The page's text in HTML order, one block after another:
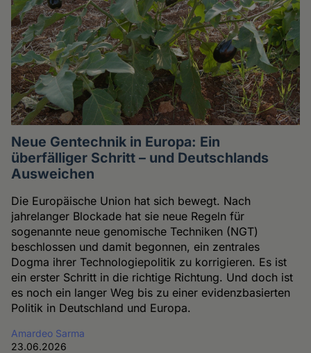
Neue Gentechnik in Europa: Ein
überfälliger Schritt – und Deutschlands
Ausweichen
Die Europäische Union hat sich bewegt. Nach
jahrelanger Blockade hat sie neue Regeln für
sogenannte neue genomische Techniken (NGT)
beschlossen und damit begonnen, ein zentrales
Dogma ihrer Technologiepolitik zu korrigieren. Es ist
ein erster Schritt in die richtige Richtung. Und doch ist
es noch ein langer Weg bis zu einer evidenzbasierten
Politik in Deutschland und Europa.
Amardeo Sarma
23.06.2026